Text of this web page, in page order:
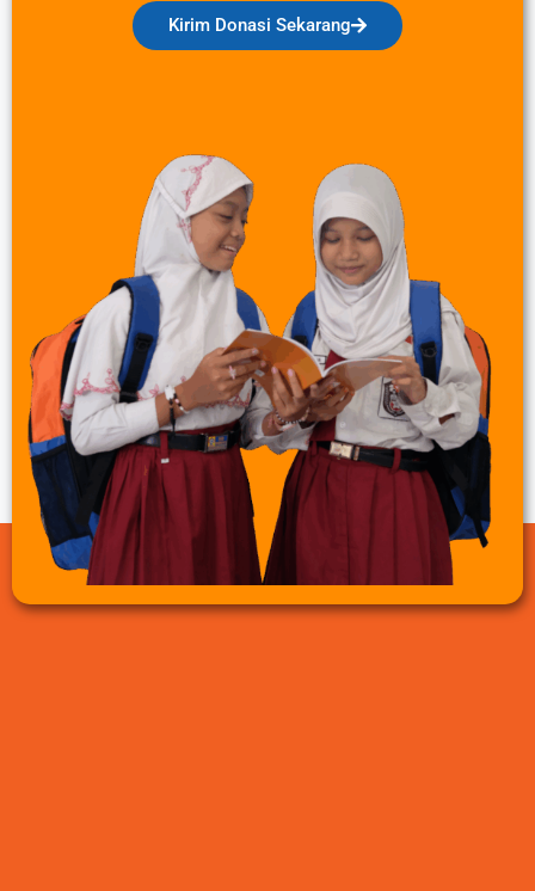
Kirim Donasi Sekarang